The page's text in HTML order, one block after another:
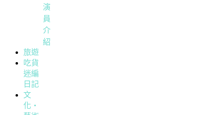
演
員
介
紹
旅遊
吃貨
迷編
日記
文
化・